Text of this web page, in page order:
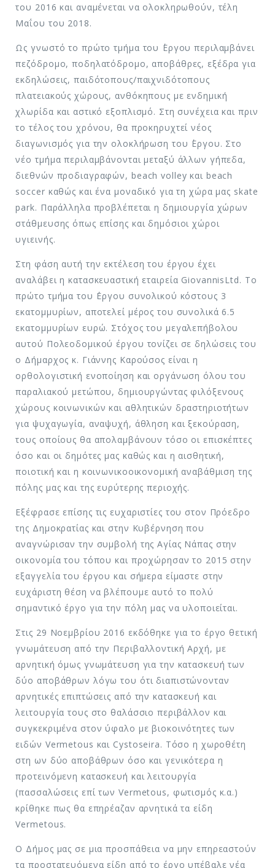
του 2016 και αναμένεται να ολοκληρωθούν, τέλη
Μαΐου του 2018.
Ως γνωστό τo πρώτο τμήμα του ΄Εργου περιλαμβάνει
πεζόδρομο, ποδηλατόδρομο, αποβάθρες, εξέδρα για
εκδηλώσεις, παιδότοπους/παιχνιδότοπους
πλατειακούς χώρους, ανθόκηπους με ενδημική
χλωρίδα και αστικό εξοπλισμό. Στη συνέχεια και πριν
το τέλος του χρόνου, θα προκηρυχτεί νέος
διαγωνισμός για την ολοκλήρωση του ΄Εργου. Στο
νέο τμήμα περιλαμβάνονται μεταξύ άλλων γήπεδα,
διεθνών προδιαγραφών, beach volley και beach
soccer καθώς και ένα μοναδικό για τη χώρα μας skate
park. Παράλληλα προβλέπεται η δημιουργία χώρων
στάθμευσης όπως επίσης και δημόσιοι χώροι
υγιεινής.
Στη φάση αυτή την εκτέλεση του έργου έχει
αναλάβει η κατασκευαστική εταιρεία GiovannisLtd. Το
πρώτο τμήμα του ΄Εργου συνολικού κόστους 3
εκατομμυρίων, αποτελεί μέρος του συνολικά 6.5
εκατομμυρίων ευρώ. Στόχος του μεγαλεπήβολου
αυτού Πολεοδομικού έργου τονίζει σε δηλώσεις του
ο Δήμαρχος κ. Γιάννης Καρούσος είναι η
ορθολογιστική ενοποίηση και οργάνωση όλου του
παραλιακού μετώπου, δημιουργώντας φιλόξενους
χώρους κοινωνικών και αθλητικών δραστηριοτήτων
για ψυχαγωγία, αναψυχή, άθληση και ξεκούραση,
τους οποίους θα απολαμβάνουν τόσο οι επισκέπτες
όσο και οι δημότες μας καθώς και η αισθητική,
ποιοτική και η κοινωνικοοικονομική αναβάθμιση της
πόλης μας και της ευρύτερης περιοχής.
Εξέφρασε επίσης τις ευχαριστίες του στον Πρόεδρο
της Δημοκρατίας και στην Κυβέρνηση που
αναγνώρισαν την συμβολή της Αγίας Νάπας στην
οικονομία του τόπου και προχώρησαν το 2015 στην
εξαγγελία του έργου και σήμερα είμαστε στην
ευχάριστη θέση να βλέπουμε αυτό το πολύ
σημαντικό έργο για την πόλη μας να υλοποιείται.
Στις 29 Νοεμβρίου 2016 εκδόθηκε για το έργο θετική
γνωμάτευση από την Περιβαλλοντική Αρχή, με
αρνητική όμως γνωμάτευση για την κατασκευή των
δύο αποβάθρων λόγω του ότι διαπιστώνονταν
αρνητικές επιπτώσεις από την κατασκευή και
λειτουργία τους στο θαλάσσιο περιβάλλον και
συγκεκριμένα στον ύφαλο με βιοκοινότητες των
ειδών Vermetous και Cystoseira. Τόσο η χωροθέτη
στη ων δύο αποβάθρων όσο και γενικότερα η
προτεινόμενη κατασκευή και λειτουργία
(πασσαλώσεις επί των Vermetous, φωτισμός κ.α.)
κρίθηκε πως θα επηρέαζαν αρνητικά τα είδη
Vermetous.
Ο Δήμος μας σε μια προσπάθεια να μην επηρεαστούν
τα προστατευόμενα είδη από το έργο υπέβαλε νέα